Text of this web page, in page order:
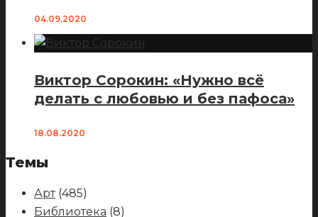
04.09.2020
Виктор Сорокин: «Нужно всё
делать с любовью и без пафоса»
18.08.2020
Темы
Арт(485)
Библиотека (8)